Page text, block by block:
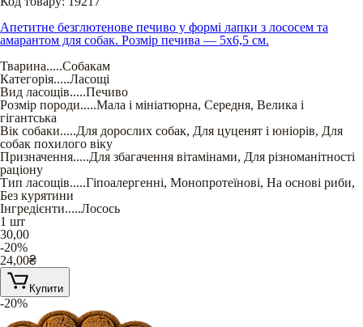
Апетитне безглютенове печиво у формі лапки з лососем та
амарантом для собак. Розмір печива — 5х6,5 см.
Тварина.....Собакам
Категорія.....Ласощі
Вид ласощів.....Печиво
Розмір породи.....Мала і мініатюрна, Середня, Велика і
гігантська
Вік собаки.....Для дорослих собак, Для цуценят і юніорів, Для
собак похилого віку
Призначення.....Для збагачення вітамінами, Для різноманітності
раціону
Тип ласощів.....Гіпоалергенні, Монопротеїнові, На основі риби,
Без курятини
Інгредієнти.....Лосось
1 шт
30,00
-20%
24,00₴
Купити
-20%